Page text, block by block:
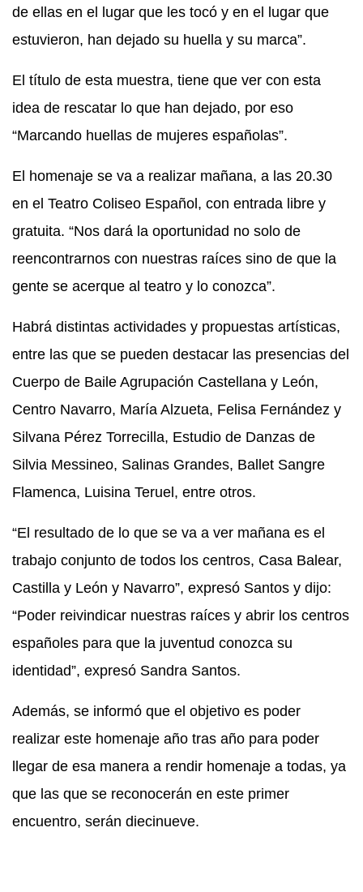
de ellas en el lugar que les tocó y en el lugar que
estuvieron, han dejado su huella y su marca”.
El título de esta muestra, tiene que ver con esta
idea de rescatar lo que han dejado, por eso
“Marcando huellas de mujeres españolas”.
El homenaje se va a realizar mañana, a las 20.30
en el Teatro Coliseo Español, con entrada libre y
gratuita. “Nos dará la oportunidad no solo de
reencontrarnos con nuestras raíces sino de que la
gente se acerque al teatro y lo conozca”.
Habrá distintas actividades y propuestas artísticas,
entre las que se pueden destacar las presencias del
Cuerpo de Baile Agrupación Castellana y León,
Centro Navarro, María Alzueta, Felisa Fernández y
Silvana Pérez Torrecilla, Estudio de Danzas de
Silvia Messineo, Salinas Grandes, Ballet Sangre
Flamenca, Luisina Teruel, entre otros.
“El resultado de lo que se va a ver mañana es el
trabajo conjunto de todos los centros, Casa Balear,
Castilla y León y Navarro”, expresó Santos y dijo:
“Poder reivindicar nuestras raíces y abrir los centros
españoles para que la juventud conozca su
identidad”, expresó Sandra Santos.
Además, se informó que el objetivo es poder
realizar este homenaje año tras año para poder
llegar de esa manera a rendir homenaje a todas, ya
que las que se reconocerán en este primer
encuentro, serán diecinueve.